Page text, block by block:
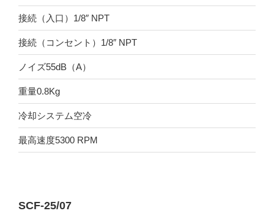
接続（入口）1/8″ NPT
接続（コンセント）1/8″ NPT
ノイズ55dB（A）
重量0.8Kg
冷却システム空冷
最高速度5300 RPM
SCF-25/07